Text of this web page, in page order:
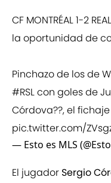
CF MONTRÉAL 1-2
la oportunidad de
Pinchazo de los de
#RSLcon goles de
Córdova??, el
pic.twitter.com/
— Esto es MLS
El jugador Sergio